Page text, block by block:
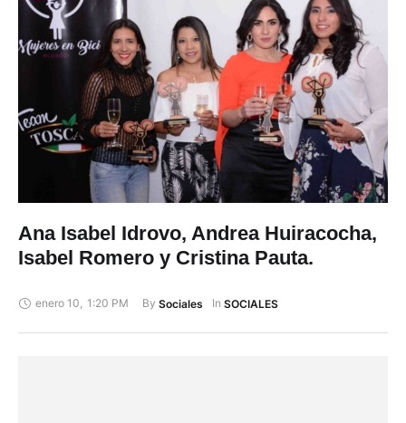
Ana Isabel Idrovo, Andrea Huiracocha,
Isabel Romero y Cristina Pauta.
enero 10, 1:20 PM By Sociales In SOCIALES